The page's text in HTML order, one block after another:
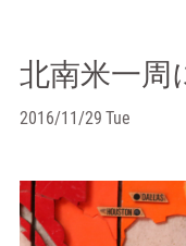
北南米一周
2016/11/29 Tue